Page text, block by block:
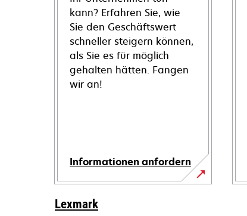
kann? Erfahren Sie, wie
Sie den Geschäftswert
schneller steigern können,
als Sie es für möglich
gehalten hätten. Fangen
wir an!
Informationen anfordern
Lexmark